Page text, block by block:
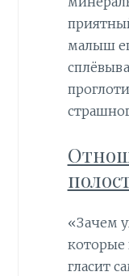
малыш
«Зачем
которые
гласит